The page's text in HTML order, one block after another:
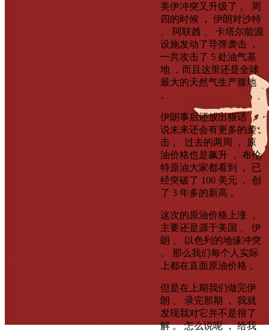
美伊冲突又升级了 。 周
四的时候 ， 伊朗对沙特
、 阿联酋 、 卡塔尔能源
设施发动了导弹袭击 ，
一共攻击了 5 处油气基
地 ，而且这里还是全球
最大的天然气生产腹地
。
伊朗事后还放出狠话 ，
说未来还会有更多的袭
击 。 过去的两周 ， 原
油价格也是飙升 ， 布伦
特原油大家都看到 ， 已
经突破了 100 美元 ， 创
了 3 年多的新高 。
这次的原油价格上涨 ，
主要还是源于美国 、 伊
朗 、 以色列的地缘冲突
。 那么我们每个人实际
上都在直面原油价格 。
但是在上期我们做完伊
朗 、 录完那期 ， 我就
发现我对它并不是很了
解 。 怎么说呢 ， 给我